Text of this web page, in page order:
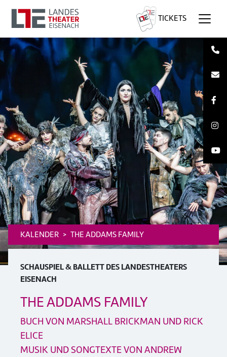
TICKETS
KALENDER THE ADDAMS FAMILY
SCHAUSPIEL & BALLETT DES LANDESTHEATERS
EISENACH
THE ADDAMS FAMILY
BUCH VON MARSHALL BRICKMAN UND RICK
ELICE
MUSIK UND SONGTEXTE VON ANDREW